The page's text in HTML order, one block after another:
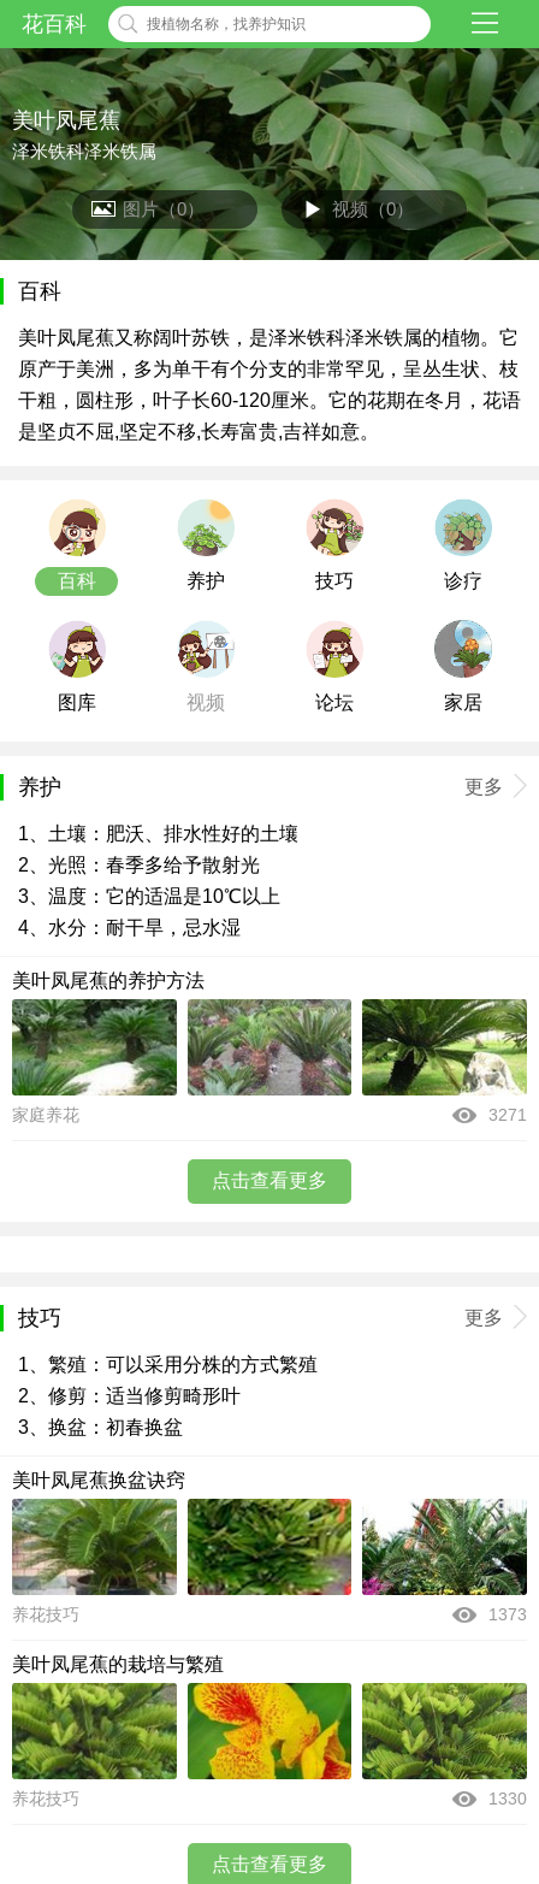
花百科
美叶凤尾蕉
泽米铁科泽米铁属
图片（0） 视频（0）
百科
美叶凤尾蕉又称阔叶苏铁，是泽米铁科泽米铁属的植物。它
原产于美洲，多为单干有个分支的非常罕见，呈丛生状、枝
干粗，圆柱形，叶子长60-120厘米。它的花期在冬月，花语
是坚贞不屈,坚定不移,长寿富贵,吉祥如意。
百科 养护 技巧 诊疗
图库 视频 论坛 家居
养护 更多
1、土壤：肥沃、排水性好的土壤
2、光照：春季多给予散射光
3、温度：它的适温是10℃以上
4、水分：耐干旱，忌水湿
美叶凤尾蕉的养护方法
家庭养花 3271
点击查看更多
技巧 更多
1、繁殖：可以采用分株的方式繁殖
2、修剪：适当修剪畸形叶
3、换盆：初春换盆
美叶凤尾蕉换盆诀窍
养花技巧 1373
美叶凤尾蕉的栽培与繁殖
养花技巧 1330
点击查看更多